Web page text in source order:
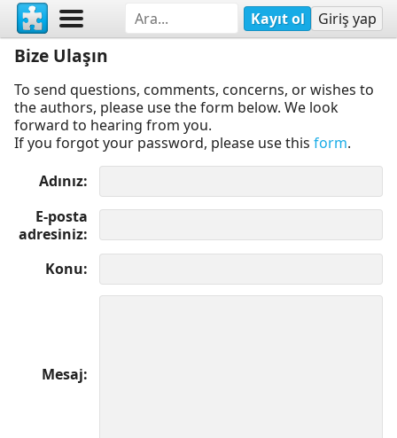
Kayıt ol Giriş yap
Bize Ulaşın
To send questions, comments, concerns, or wishes to
the authors, please use the form below. We look
forward to hearing from you.
If you forgot your password, please use this form.
Adınız
E-posta
adresiniz
Konu
Mesaj